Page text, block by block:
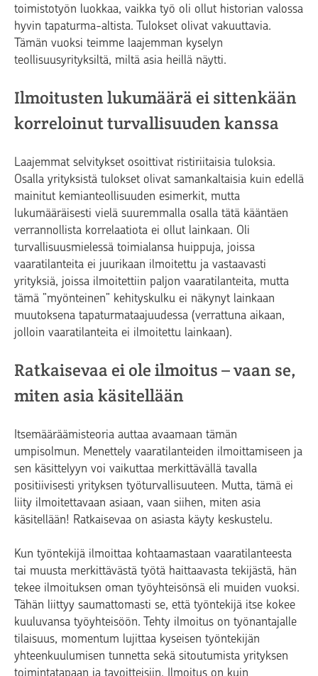
toimistotyön luokkaa, vaikka työ oli ollut historian valossa
hyvin tapaturma-altista. Tulokset olivat vakuuttavia.
Tämän vuoksi teimme laajemman kyselyn
teollisuusyrityksiltä, miltä asia heillä näytti.
Ilmoitusten lukumäärä ei sittenkään
korreloinut turvallisuuden kanssa
Laajemmat selvitykset osoittivat ristiriitaisia tuloksia.
Osalla yrityksistä tulokset olivat samankaltaisia kuin edellä
mainitut kemianteollisuuden esimerkit, mutta
lukumääräisesti vielä suuremmalla osalla tätä kääntäen
verrannollista korrelaatiota ei ollut lainkaan. Oli
turvallisuusmielessä toimialansa huippuja, joissa
vaaratilanteita ei juurikaan ilmoitettu ja vastaavasti
yrityksiä, joissa ilmoitettiin paljon vaaratilanteita, mutta
tämä ”myönteinen” kehityskulku ei näkynyt lainkaan
muutoksena tapaturmataajuudessa (verrattuna aikaan,
jolloin vaaratilanteita ei ilmoitettu lainkaan).
Ratkaisevaa ei ole ilmoitus – vaan se,
miten asia käsitellään
Itsemääräämisteoria auttaa avaamaan tämän
umpisolmun. Menettely vaaratilanteiden ilmoittamiseen ja
sen käsittelyyn voi vaikuttaa merkittävällä tavalla
positiivisesti yrityksen työturvallisuuteen. Mutta, tämä ei
liity ilmoitettavaan asiaan, vaan siihen, miten asia
käsitellään! Ratkaisevaa on asiasta käyty keskustelu.
Kun työntekijä ilmoittaa kohtaamastaan vaaratilanteesta
tai muusta merkittävästä työtä haittaavasta tekijästä, hän
tekee ilmoituksen oman työyhteisönsä eli muiden vuoksi.
Tähän liittyy saumattomasti se, että työntekijä itse kokee
kuuluvansa työyhteisöön. Tehty ilmoitus on työnantajalle
tilaisuus, momentum lujittaa kyseisen työntekijän
yhteenkuulumisen tunnetta sekä sitoutumista yrityksen
toimintatapaan ja tavoitteisiin. Ilmoitus on kuin